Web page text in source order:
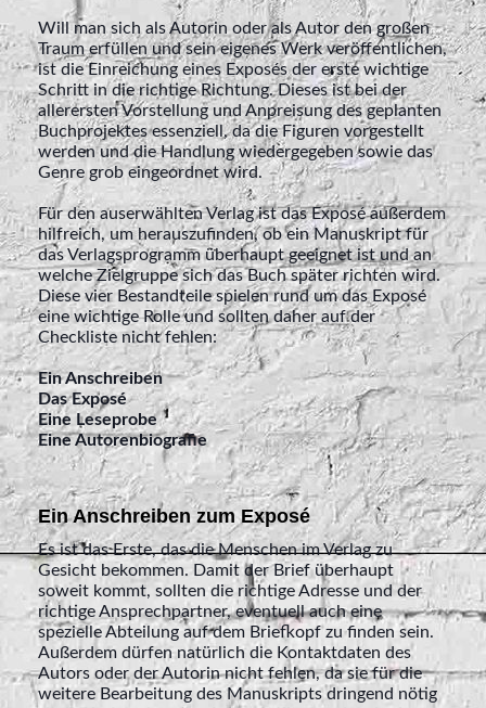
Will man sich als Autorin oder als Autor den großen
Traum erfüllen und sein eigenes Werk veröffentlichen,
ist die Einreichung eines Exposés der erste wichtige
Schritt in die richtige Richtung. Dieses ist bei der
allerersten Vorstellung und Anpreisung des geplanten
Buchprojektes essenziell, da die Figuren vorgestellt
werden und die Handlung wiedergegeben sowie das
Genre grob eingeordnet wird.
Für den auserwählten Verlag ist das Exposé außerdem
hilfreich, um herauszufinden, ob ein Manuskript für
das Verlagsprogramm überhaupt geeignet ist und an
welche Zielgruppe sich das Buch später richten wird.
Diese vier Bestandteile spielen rund um das Exposé
eine wichtige Rolle und sollten daher auf der
Checkliste nicht fehlen:
Ein Anschreiben
Das Exposé
Eine Leseprobe
Eine Autorenbiografie
Ein Anschreiben zum Exposé
Es ist das Erste, das die Menschen im Verlag zu
Gesicht bekommen. Damit der Brief überhaupt
soweit kommt, sollten die richtige Adresse und der
richtige Ansprechpartner, eventuell auch eine
spezielle Abteilung auf dem Briefkopf zu finden sein.
Außerdem dürfen natürlich die Kontaktdaten des
Autors oder der Autorin nicht fehlen, da sie für die
weitere Bearbeitung des Manuskripts dringend nötig